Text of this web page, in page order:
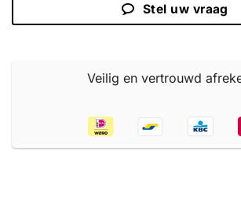
Stel uw vraag
Veilig en vertrouwd